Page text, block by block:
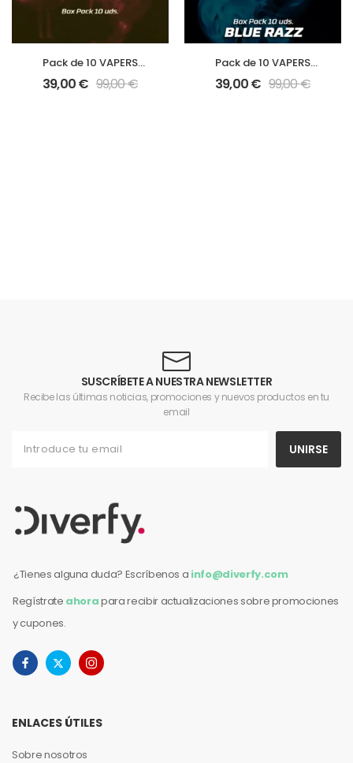
Pack de 10 VAPERS
Diamond Mist Sabor
Orange Soda
39,00€ 99,00€
Pack de 10 VAPERS
Diamond Mist Sabor
Blue Razz
39,00€ 99,00€
SUSCRÍBETE A NUESTRA NEWSLETTER
Recibe las últimas noticias, promociones y nuevos productos en tu
email
UNIRSE
¿Tienes alguna duda? Escríbenos a info@diverfy.com
Regístrate ahorapara recibir actualizaciones sobre promociones
y cupones.
ENLACES ÚTILES
Sobre nosotros